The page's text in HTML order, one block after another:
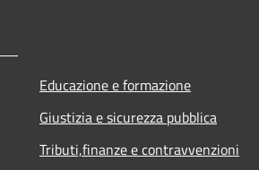
Educazione e formazione
Giustizia e sicurezza pubblica
Tributi,finanze e contravvenzioni